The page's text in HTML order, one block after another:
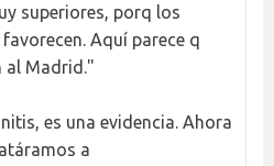
superiores, porq los
Aquí parece q
al Madrid."
es una evidencia. Ahora
a